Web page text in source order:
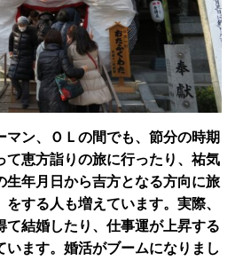
マン、ＯＬの間でも、節分の時期
て恵方詣りの旅に行ったり、祐気
生年月日から吉方となる方向に旅
する人も増えています。実際、
て結婚したり、仕事運が上昇する
います。婚活がブームになりまし